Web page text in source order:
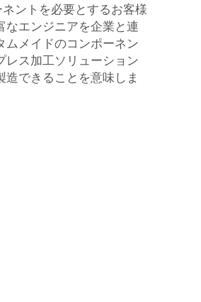
ントを必要とするお客様
なエンジニアを企業と連
ムメイドのコンポーネン
レス加工ソリューション
できることを意味しま